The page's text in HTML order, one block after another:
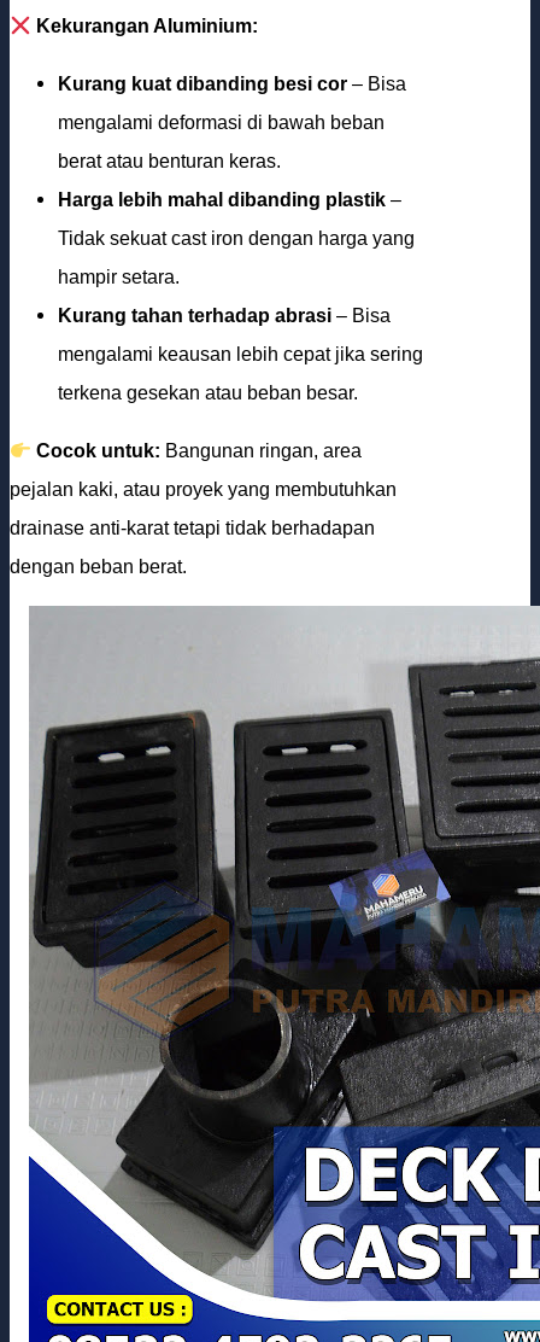
Kekurangan Aluminium:
Kurang kuat dibanding besi cor – Bisa
mengalami deformasi di bawah beban
berat atau benturan keras.
Harga lebih mahal dibanding plastik –
Tidak sekuat cast iron dengan harga yang
hampir setara.
Kurang tahan terhadap abrasi – Bisa
mengalami keausan lebih cepat jika sering
terkena gesekan atau beban besar.
Cocok untuk: Bangunan ringan, area
pejalan kaki, atau proyek yang membutuhkan
drainase anti-karat tetapi tidak berhadapan
dengan beban berat.